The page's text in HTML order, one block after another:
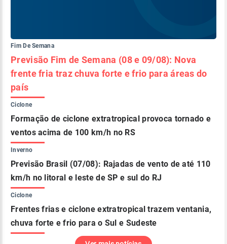
Fim De Semana
Previsão Fim de Semana (08 e 09/08): Nova
frente fria traz chuva forte e frio para áreas do
país
Ciclone
Formação de ciclone extratropical provoca tornado e
ventos acima de 100 km/h no RS
Inverno
Previsão Brasil (07/08): Rajadas de vento de até 110
km/h no litoral e leste de SP e sul do RJ
Ciclone
Frentes frias e ciclone extratropical trazem ventania,
chuva forte e frio para o Sul e Sudeste